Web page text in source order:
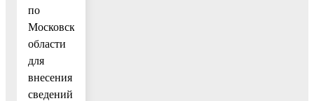
по
Московской
области
для
внесения
сведений